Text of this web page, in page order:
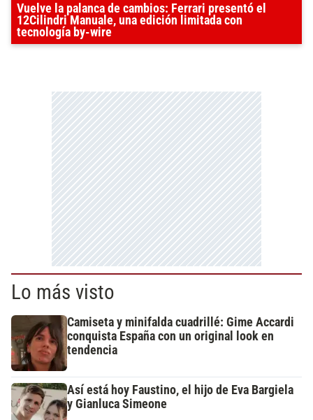
Vuelve la palanca de cambios: Ferrari presentó el
12Cilindri Manuale, una edición limitada con
tecnología by-wire
Lo más visto
Camiseta y minifalda cuadrillé: Gime Accardi
conquista España con un original look en
tendencia
Así está hoy Faustino, el hijo de Eva Bargiela
y Gianluca Simeone